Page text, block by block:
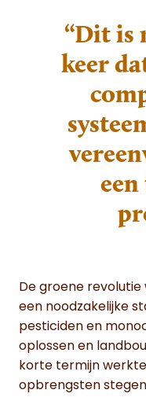
“Dit is
keer
De groene
een noodzakelijke
pesticiden en
oplossen en
korte termijn
opbrengsten